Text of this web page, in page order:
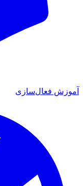
آموزش فعال‌سازی